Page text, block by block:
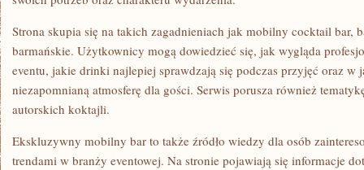
Strona skupia się na takich zagadnieniach jak mobilny cocktail bar,
barmańskie. Użytkownicy mogą dowiedzieć się, jak wygląda
eventu, jakie drinki najlepiej sprawdzają się podczas przyjęć oraz w
niezapomnianą atmosferę dla gości. Serwis porusza również
autorskich koktajli.
Ekskluzywny mobilny bar to także źródło wiedzy dla osób
trendami w branży eventowej. Na stronie pojawiają się informacje